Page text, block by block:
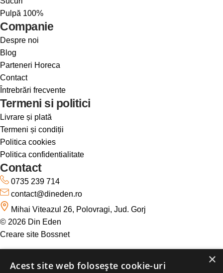
Pulpă 100%
Companie
Despre noi
Blog
Parteneri Horeca
Contact
Întrebrări frecvente
Termeni si politici
Livrare și plată
Termeni și condiții
Politica cookies
Politica confidentialitate
Contact
0735 239 714
contact@dineden.ro
Mihai Viteazul 26, Polovragi, Jud. Gorj
© 2026 Din Eden
Creare site Bossnet
×
Acest site web folosește cookie-uri